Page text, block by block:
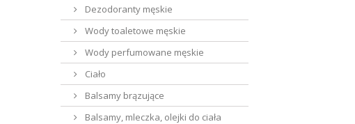
Dezodoranty męskie
Wody toaletowe męskie
Wody perfumowane męskie
Ciało
Balsamy brązujące
Balsamy, mleczka, olejki do ciała